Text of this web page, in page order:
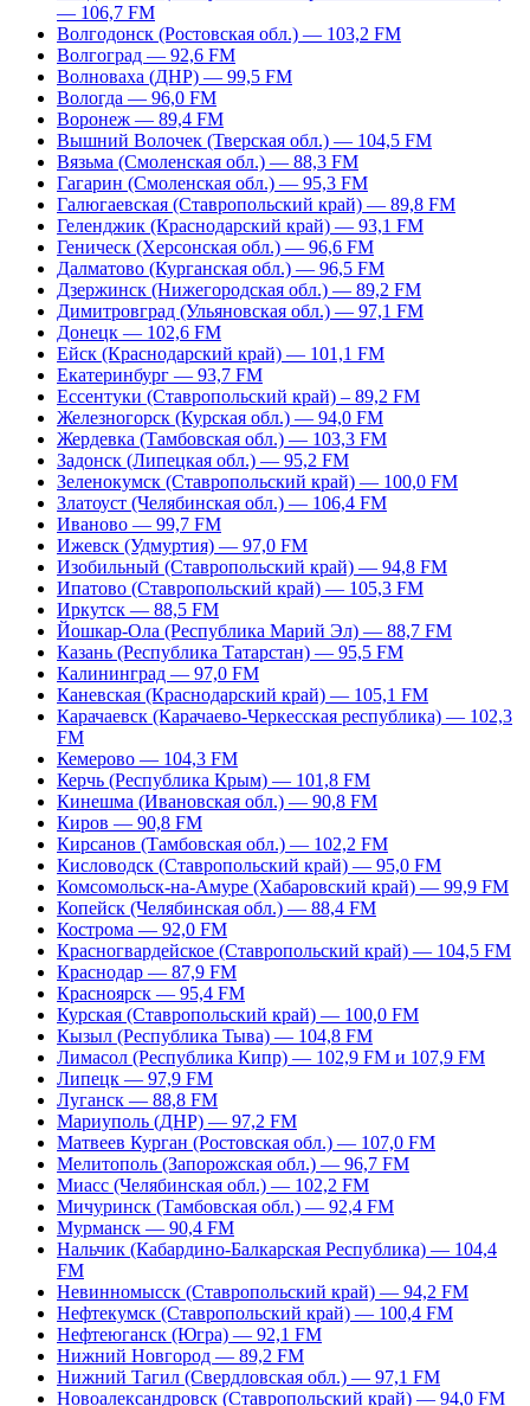
— 106,7 FM
Волгодонск (Ростовская обл.) — 103,2 FM
Волгоград — 92,6 FM
Волноваха (ДНР) — 99,5 FM
Вологда — 96,0 FM
Воронеж — 89,4 FM
Вышний Волочек (Тверская обл.) — 104,5 FM
Вязьма (Смоленская обл.) — 88,3 FM
Гагарин (Смоленская обл.) — 95,3 FM
Галюгаевская (Ставропольский край) — 89,8 FM
Геленджик (Краснодарский край) — 93,1 FM
Геническ (Херсонская обл.) — 96,6 FM
Далматово (Курганская обл.) — 96,5 FM
Дзержинск (Нижегородская обл.) — 89,2 FM
Димитровград (Ульяновская обл.) — 97,1 FM
Донецк — 102,6 FM
Ейск (Краснодарский край) — 101,1 FM
Екатеринбург — 93,7 FM
Ессентуки (Ставропольский край) – 89,2 FM
Железногорск (Курская обл.) — 94,0 FM
Жердевка (Тамбовская обл.) — 103,3 FM
Задонск (Липецкая обл.) — 95,2 FM
Зеленокумск (Ставропольский край) — 100,0 FM
Златоуст (Челябинская обл.) — 106,4 FM
Иваново — 99,7 FM
Ижевск (Удмуртия) — 97,0 FM
Изобильный (Ставропольский край) — 94,8 FM
Ипатово (Ставропольский край) — 105,3 FM
Иркутск — 88,5 FM
Йошкар-Ола (Республика Марий Эл) — 88,7 FM
Казань (Республика Татарстан) — 95,5 FM
Калининград — 97,0 FM
Каневская (Краснодарский край) — 105,1 FM
Карачаевск (Карачаево-Черкесская республика) — 102,3
FM
Кемерово — 104,3 FM
Керчь (Республика Крым) — 101,8 FM
Кинешма (Ивановская обл.) — 90,8 FM
Киров — 90,8 FM
Кирсанов (Тамбовская обл.) — 102,2 FM
Кисловодск (Ставропольский край) — 95,0 FM
Комсомольск-на-Амуре (Хабаровский край) — 99,9 FM
Копейск (Челябинская обл.) — 88,4 FM
Кострома — 92,0 FM
Красногвардейское (Ставропольский край) — 104,5 FM
Краснодар — 87,9 FM
Красноярск — 95,4 FM
Курская (Ставропольский край) — 100,0 FM
Кызыл (Республика Тыва) — 104,8 FM
Лимасол (Республика Кипр) — 102,9 FM и 107,9 FM
Липецк — 97,9 FM
Луганск — 88,8 FM
Мариуполь (ДНР) — 97,2 FM
Матвеев Курган (Ростовская обл.) — 107,0 FM
Мелитополь (Запорожская обл.) — 96,7 FM
Миасс (Челябинская обл.) — 102,2 FM
Мичуринск (Тамбовская обл.) — 92,4 FM
Мурманск — 90,4 FM
Нальчик (Кабардино-Балкарская Республика) — 104,4
FM
Невинномысск (Ставропольский край) — 94,2 FM
Нефтекумск (Ставропольский край) — 100,4 FM
Нефтеюганск (Югра) — 92,1 FM
Нижний Новгород — 89,2 FM
Нижний Тагил (Свердловская обл.) — 97,1 FM
Новоалександровск (Ставропольский край) — 94,0 FM